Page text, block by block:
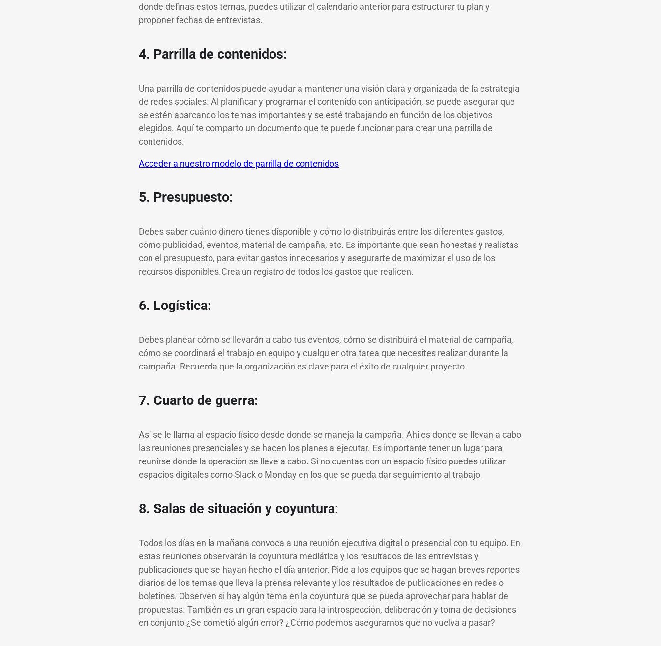
donde definas estos temas, puedes utilizar el calendario anterior para estructurar tu plan y
proponer fechas de entrevistas.
4. Parrilla de contenidos:
Una parrilla de contenidos puede ayudar a mantener una visión clara y organizada de la estrategia
de redes sociales. Al planificar y programar el contenido con anticipación, se puede asegurar que
se estén abarcando los temas importantes y se esté trabajando en función de los objetivos
elegidos. Aquí te comparto un documento que te puede funcionar para crear una parrilla de
contenidos.
Acceder a nuestro modelo de parrilla de contenidos
5. Presupuesto:
Debes saber cuánto dinero tienes disponible y cómo lo distribuirás entre los diferentes gastos,
como publicidad, eventos, material de campaña, etc. Es importante que sean honestas y realistas
con el presupuesto, para evitar gastos innecesarios y asegurarte de maximizar el uso de los
recursos disponibles.Crea un registro de todos los gastos que realicen.
6. Logística:
Debes planear cómo se llevarán a cabo tus eventos, cómo se distribuirá el material de campaña,
cómo se coordinará el trabajo en equipo y cualquier otra tarea que necesites realizar durante la
campaña. Recuerda que la organización es clave para el éxito de cualquier proyecto.
7. Cuarto de guerra:
Así se le llama al espacio físico desde donde se maneja la campaña. Ahí es donde se llevan a cabo
las reuniones presenciales y se hacen los planes a ejecutar. Es importante tener un lugar para
reunirse donde la operación se lleve a cabo. Si no cuentas con un espacio físico puedes utilizar
espacios digitales como Slack o Monday en los que se pueda dar seguimiento al trabajo.
8. Salas de situación y coyuntura:
Todos los días en la mañana convoca a una reunión ejecutiva digital o presencial con tu equipo. En
estas reuniones observarán la coyuntura mediática y los resultados de las entrevistas y
publicaciones que se hayan hecho el día anterior. Pide a los equipos que se hagan breves reportes
diarios de los temas que lleva la prensa relevante y los resultados de publicaciones en redes o
boletines. Observen si hay algún tema en la coyuntura que se pueda aprovechar para hablar de
propuestas. También es un gran espacio para la introspección, deliberación y toma de decisiones
en conjunto ¿Se cometió algún error? ¿Cómo podemos asegurarnos que no vuelva a pasar?